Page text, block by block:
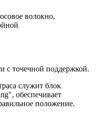
волокно,
с точечной поддержкой.
служит блок
обеспечивает
положение.